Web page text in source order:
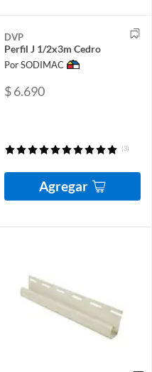
DVP
Perfil J 1/2x3m Cedro
Por SODIMAC
$ 6.690
(3)
Agregar